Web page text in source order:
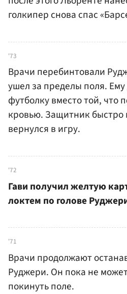
голкипер снова спас
'73
Врачи перебинтовали
ушел за пределы поля.
футболку вместо той, что
кровью. Защитник быстро
вернулся в игру.
'72
Гави получил желтую
локтем по голове
'71
Врачи продолжают
Руджери. Он пока не
покинуть поле.